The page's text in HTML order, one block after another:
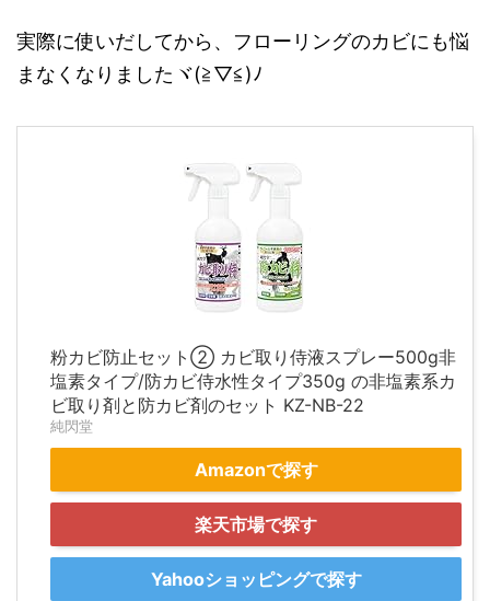
実際に使いだしてから、フローリングのカビにも悩
まなくなりましたヾ(≧▽≦)ﾉ
粉カビ防止セット② カビ取り侍液スプレー500g非
塩素タイプ/防カビ侍水性タイプ350g の非塩素系カ
ビ取り剤と防カビ剤のセット KZ-NB-22
純閃堂
Amazonで探す
楽天市場で探す
Yahooショッピングで探す